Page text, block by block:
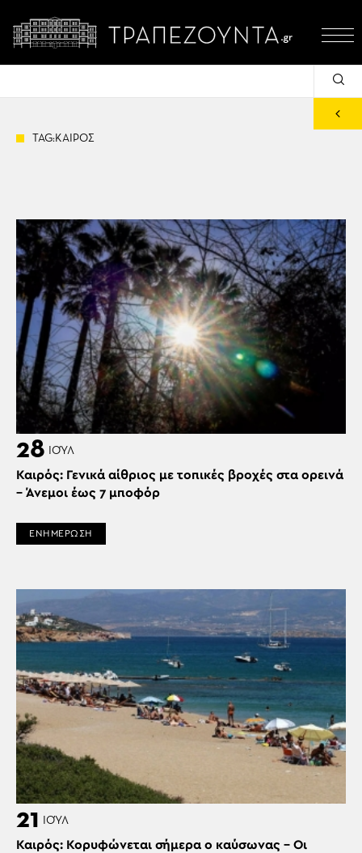
TAG:ΚΑΙΡΟΣ
28 ΙΟΎΛ
Καιρός: Γενικά αίθριος με τοπικές βροχές στα ορεινά
– Άνεμοι έως 7 μποφόρ
ΕΝΗΜΕΡΩΣΗ
21 ΙΟΎΛ
Καιρός: Κορυφώνεται σήμερα ο καύσωνας – Οι